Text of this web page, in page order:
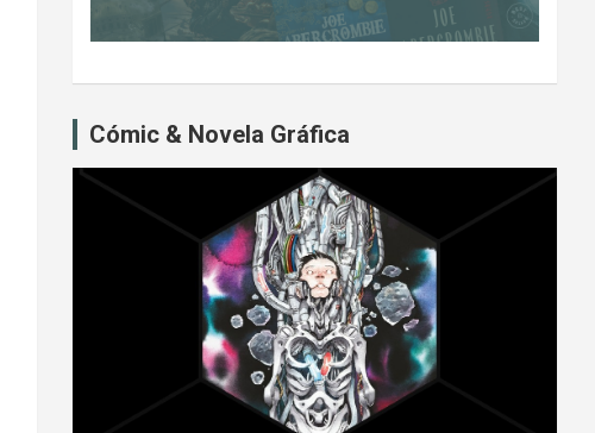
Cómic & Novela Gráfica